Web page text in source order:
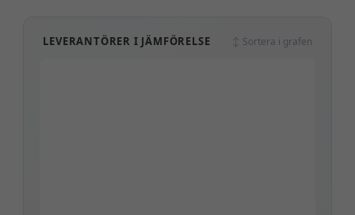
LEVERANTÖRER I JÄMFÖRELSE ↕ Sortera i grafen